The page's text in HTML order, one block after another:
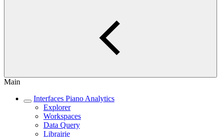
Main
Interfaces Piano Analytics
Explorer
Workspaces
Data Query
Librairie